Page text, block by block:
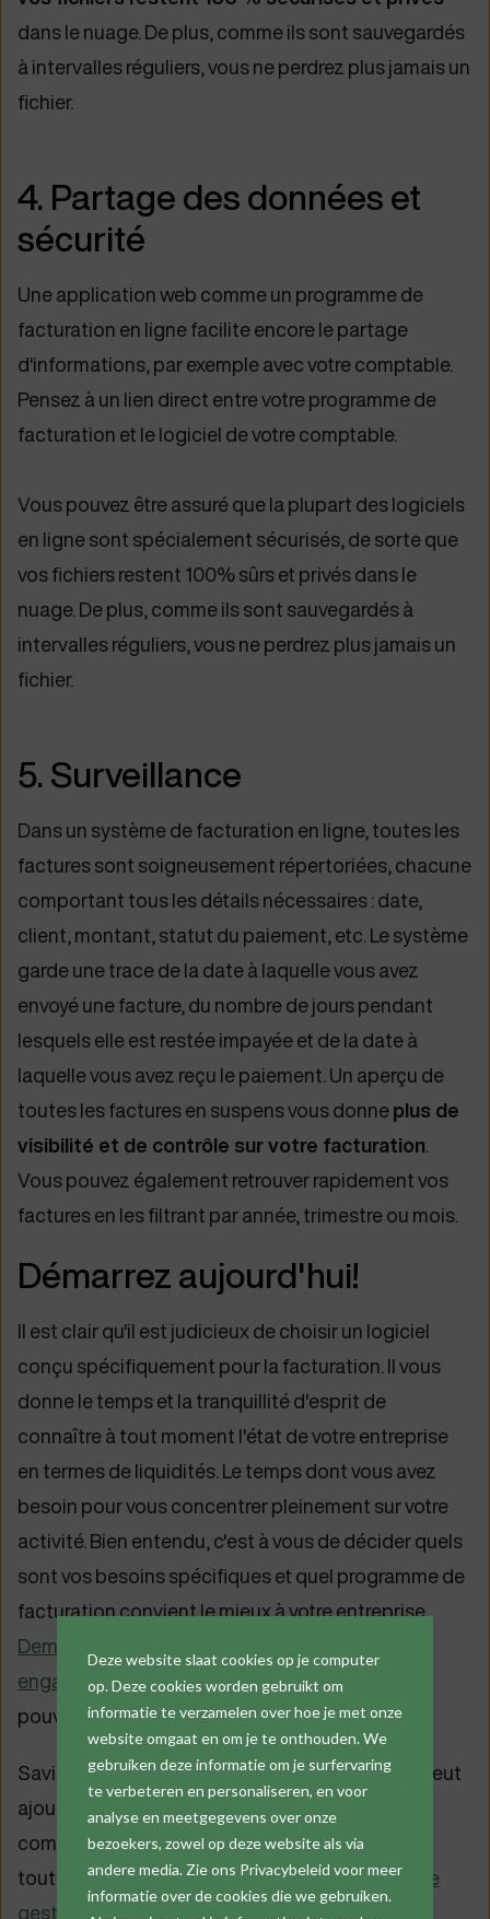
Deze website slaat cookies op je computer
op. Deze cookies worden gebruikt om
informatie te verzamelen over hoe je met onze
website omgaat en om je te onthouden. We
gebruiken deze informatie om je surfervaring
te verbeteren en personaliseren, en voor
analyse en meetgegevens over onze
bezoekers, zowel op deze website als via
andere media. Zie ons Privacybeleid voor meer
informatie over de cookies die we gebruiken.
dans le nuage. De plus, comme ils sont sauvegardés
à intervalles réguliers, vous ne perdrez plus jamais un
fichier.
4. Partage des données et
sécurité
Une application web comme un programme de
facturation en ligne facilite encore le partage
d'informations, par exemple avec votre comptable.
Pensez à un lien direct entre votre programme de
facturation et le logiciel de votre comptable.
Vous pouvez être assuré que la plupart des logiciels
en ligne sont spécialement sécurisés, de sorte que
vos fichiers restent 100% sûrs et privés dans le
nuage. De plus, comme ils sont sauvegardés à
intervalles réguliers, vous ne perdrez plus jamais un
fichier.
5. Surveillance
Dans un système de facturation en ligne, toutes les
factures sont soigneusement répertoriées, chacune
comportant tous les détails nécessaires : date,
client, montant, statut du paiement, etc. Le système
garde une trace de la date à laquelle vous avez
envoyé une facture, du nombre de jours pendant
lesquels elle est restée impayée et de la date à
laquelle vous avez reçu le paiement. Un aperçu de
toutes les factures en suspens vous donneplus de
visibilité et de contrôle sur votre facturation.
Vous pouvez également retrouver rapidement vos
factures en les filtrant par année, trimestre ou mois.
Démarrez aujourd'hui!
Il est clair qu'il est judicieux de choisir un logiciel
conçu spécifiquement pour la facturation. Il vous
donne le temps et la tranquillité d'esprit de
connaître à tout moment l'état de votre entreprise
en termes de liquidités. Le temps dont vous avez
besoin pour vous concentrer pleinement sur votre
activité. Bien entendu, c'est à vous de décider quels
sont vos besoins spécifiques et quel programme de
facturation convient le mieux à votre entreprise.
Demandez une version de démonstration sans
engagement de Cafcaet voyez ce que nous
pouvons faire pour vous!
Saviez-vous, au passage, que le logiciel Cafca peut
ajouter de nombreusesautres fonctions utiles
comme DigaCommercepour créer des devis en
toute simplicité ? Optez donc pour unlogiciel de
gestion
complet, adapté à votre entreprise.